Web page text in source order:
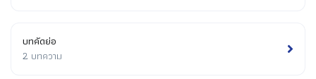
บทคัดย่อ
2 บทความ